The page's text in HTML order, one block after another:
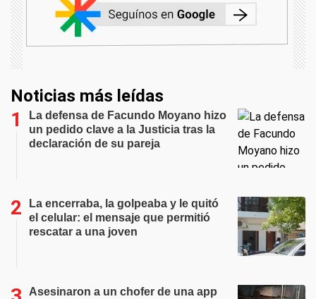
Noticias más leídas
La defensa de Facundo Moyano hizo
un pedido clave a la Justicia tras la
declaración de su pareja
La encerraba, la golpeaba y le quitó
el celular: el mensaje que permitió
rescatar a una joven
Asesinaron a un chofer de una app